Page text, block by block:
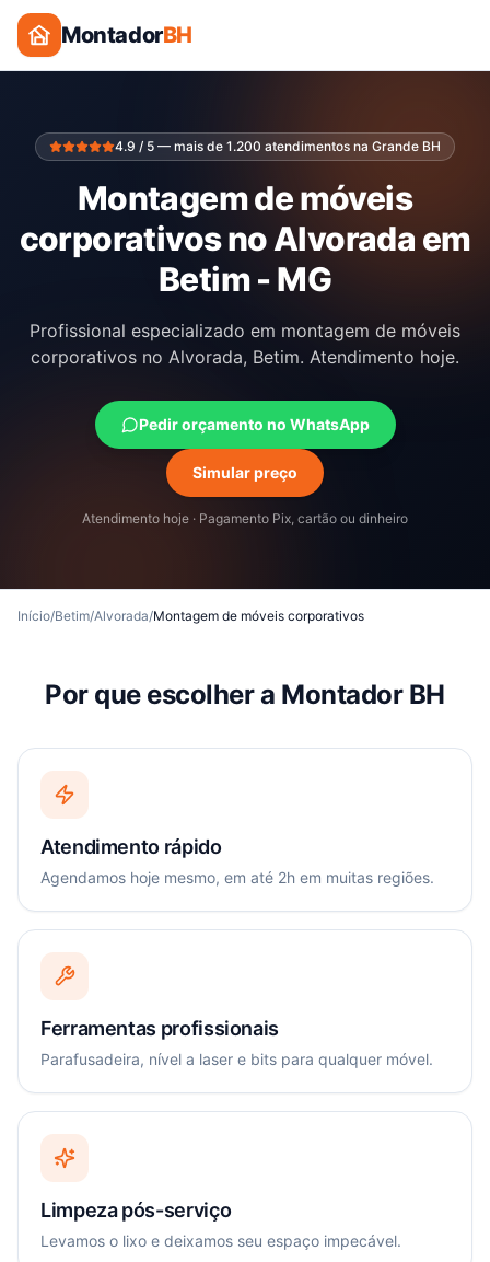
MontadorBH
4.9 / 5 — mais de 1.200 atendimentos na Grande BH
Montagem de móveis
corporativos no Alvorada em
Betim - MG
Profissional especializado em montagem de móveis
corporativos no Alvorada, Betim. Atendimento hoje.
Pedir orçamento no WhatsApp
Simular preço
Atendimento hoje · Pagamento Pix, cartão ou dinheiro
Início/Betim/Alvorada/Montagem de móveis corporativos
Por que escolher a Montador BH
Atendimento rápido
Agendamos hoje mesmo, em até 2h em muitas regiões.
Ferramentas profissionais
Parafusadeira, nível a laser e bits para qualquer móvel.
Limpeza pós-serviço
Levamos o lixo e deixamos seu espaço impecável.